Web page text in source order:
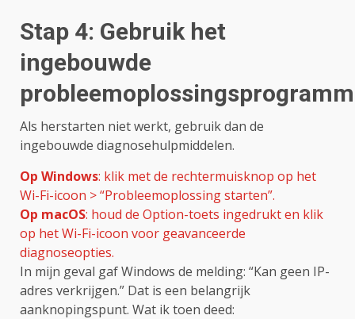
Stap 4: Gebruik het
ingebouwde
Als herstarten niet werkt, gebruik dan de
ingebouwde diagnosehulpmiddelen.
Op Windows: klik met de rechtermuisknop op het
Wi-Fi-icoon > “Probleemoplossing starten”.
Op macOS: houd de Option-toets ingedrukt en klik
op het Wi-Fi-icoon voor geavanceerde
diagnoseopties.
In mijn geval gaf Windows de melding: “Kan geen IP-
adres verkrijgen.” Dat is een belangrijk
aanknopingspunt. Wat ik toen deed: